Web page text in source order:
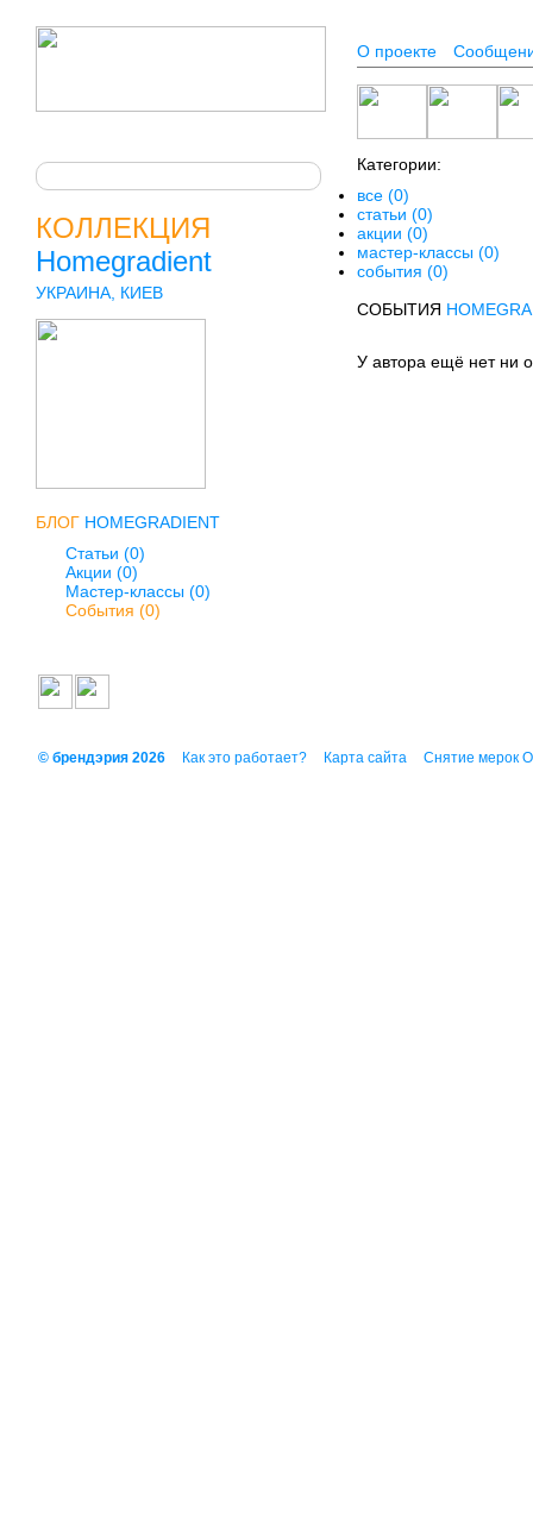
О проекте
КОЛЛЕКЦИЯ
Homegradient
УКРАИНА, КИЕВ
БЛОГ HOMEGRADIENT
Статьи (0)
Акции (0)
Мастер-классы (0)
События (0)
Категории:
все (0)
статьи (0)
акции (0)
мастер-классы (0)
события (0)
СОБЫТИЯ
У автора ещё нет ни
© брендэрия 2026 Как это работает? Карта сайта Снятие мерок